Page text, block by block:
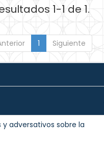
1-1 de 1.
1 Siguiente
adversativos sobre la